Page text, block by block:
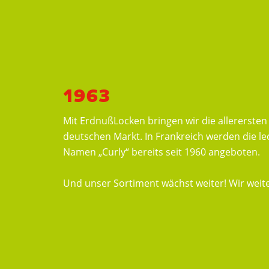
1963
Mit ErdnußLocken bringen wir die
deutschen Markt. In Frankreich werden die
Namen „Curly“ bereits seit 1960 angeboten.
Und unser Sortiment wächst weiter! Wir